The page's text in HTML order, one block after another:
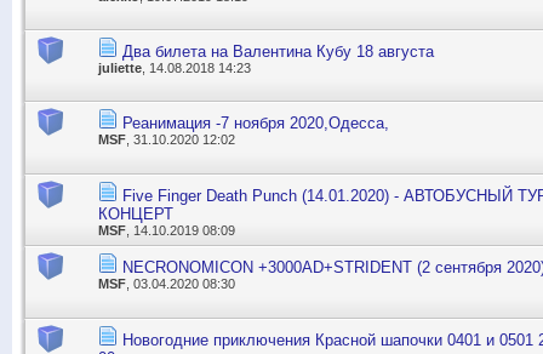
Два билета на Валентина Кубу 18 августа
juliette , 14.08.2018 14:23
Реанимация -7 ноября 2020,Одесса,
MSF, 31.10.2020 12:02
Five Finger Death Punch (14.01.2020) - АВТОБУСНЫЙ
КОНЦЕРТ
MSF , 14.10.2019 08:09
NECRONOMICON +3000AD+STRIDENT (2 сентября
MSF , 03.04.2020 08:30
Новогодние приключения Красной шапочки 0401 и